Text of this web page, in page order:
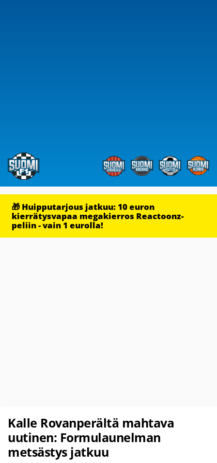
🎁 Huipputarjous jatkuu: 10 euron
kierrätysvapaa megakierros Reactoonz-
peliin - vain 1 eurolla!
Kalle Rovanperältä mahtava
uutinen: Formulaunelman
metsästys jatkuu